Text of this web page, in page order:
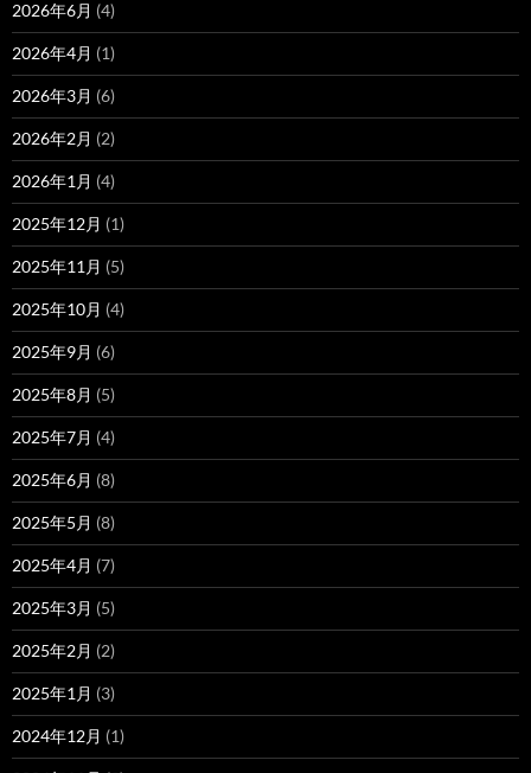
2026年6月 (4)
2026年4月 (1)
2026年3月 (6)
2026年2月 (2)
2026年1月 (4)
2025年12月 (1)
2025年11月 (5)
2025年10月 (4)
2025年9月 (6)
2025年8月 (5)
2025年7月 (4)
2025年6月 (8)
2025年5月 (8)
2025年4月 (7)
2025年3月 (5)
2025年2月 (2)
2025年1月 (3)
2024年12月 (1)